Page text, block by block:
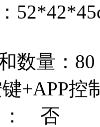
数量：80
+APP控
否